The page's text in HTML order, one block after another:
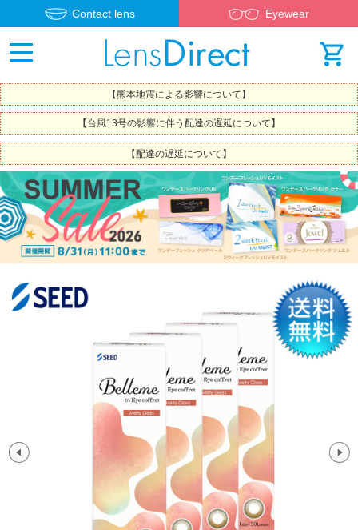
Contact lens Eyewear
【熊本地震による影響について】
【台風13号の影響に伴う配達の遅延について】
【配達の遅延について】